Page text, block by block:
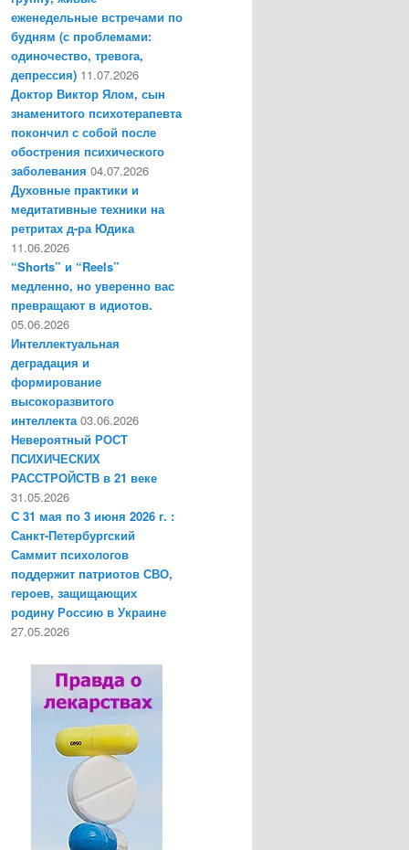
еженедельные встречами по
будням (с проблемами:
одиночество, тревога,
депрессия) 11.07.2026
Доктор Виктор Ялом, сын
знаменитого психотерапевта
покончил с собой после
обострения психического
заболевания 04.07.2026
Духовные практики и
медитативные техники на
ретритах д-ра Юдика
11.06.2026
“Shorts” и “Reels”
медленно, но уверенно вас
превращают в идиотов.
05.06.2026
Интеллектуальная
деградация и
формирование
высокоразвитого
интеллекта 03.06.2026
Невероятный РОСТ
ПСИХИЧЕСКИХ
РАССТРОЙСТВ в 21 веке
31.05.2026
С 31 мая по 3 июня 2026 г. :
Санкт-Петербургский
Саммит психологов
поддержит патриотов СВО,
героев, защищающих
родину Россию в Украине
27.05.2026